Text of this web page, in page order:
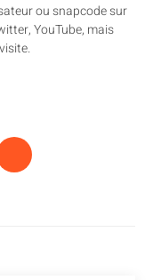
ou snapcode sur
YouTube, mais